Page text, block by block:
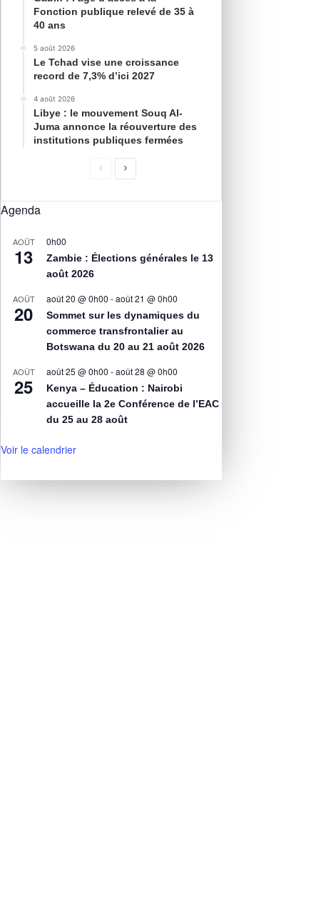
Fonction publique relevé de 35 à
40 ans
5 août 2026
Le Tchad vise une croissance
record de 7,3% d’ici 2027
4 août 2026
Libye : le mouvement Souq Al-
Juma annonce la réouverture des
institutions publiques fermées
Agenda
AOÛT
13
0h00
Zambie : Élections générales le 13
août 2026
AOÛT
20
août 20 @ 0h00 -août 21 @ 0h00
Sommet sur les dynamiques du
commerce transfrontalier au
Botswana du 20 au 21 août 2026
AOÛT
25
août 25 @ 0h00 -août 28 @ 0h00
Kenya – Éducation : Nairobi
accueille la 2e Conférence de l’EAC
du 25 au 28 août
Voir le calendrier